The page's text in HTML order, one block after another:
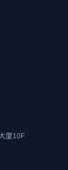
厦10F